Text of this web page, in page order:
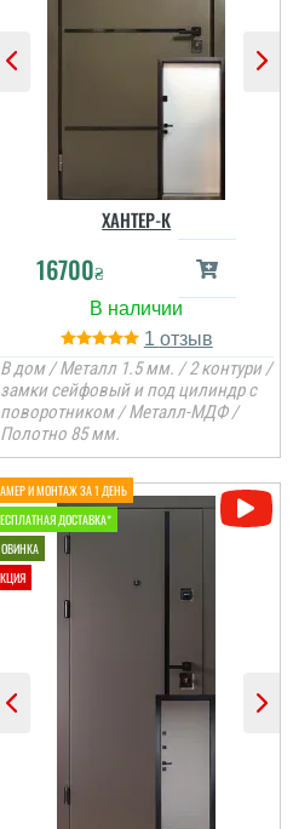
ХАНТЕР-К
16700₴
1
В дом / Металл 1.5 мм. / 2 контури /
замки сейфовый и под цилиндр с
поворотником / Металл-МДФ /
Полотно 85 мм.